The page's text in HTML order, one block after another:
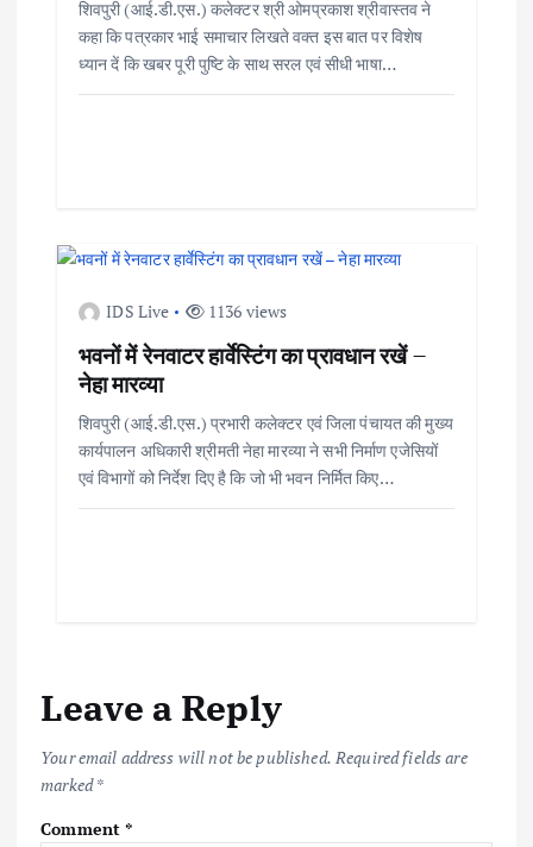
n
शिवपुरी (आई.डी.एस.) कलेक्टर श्री ओमप्रकाश श्रीवास्तव ने
कहा कि पत्रकार भाई समाचार लिखते वक्त इस बात पर विशेष
ध्यान दें कि खबर पूरी पुष्टि के साथ सरल एवं सीधी भाषा…
IDS Live 1136 views
भवनों में रेनवाटर हार्वेस्टिंग का प्रावधान रखें –
नेहा मारव्या
शिवपुरी (आई.डी.एस.) प्रभारी कलेक्टर एवं जिला पंचायत की मुख्य
कार्यपालन अधिकारी श्रीमती नेहा मारव्या ने सभी निर्माण एजेसियों
एवं विभागों को निर्देश दिए है कि जो भी भवन निर्मित किए…
Leave a Reply
Your email address will not be published. Required fields are
marked*
Comment*